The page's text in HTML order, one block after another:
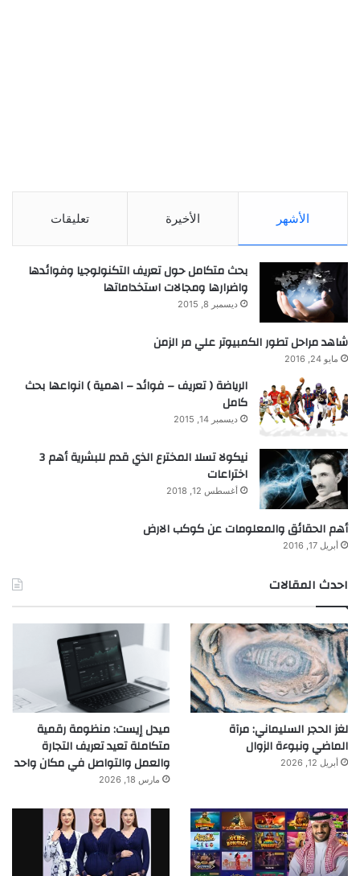
الأشهر الأخيرة تعليقات
بحث متكامل حول تعريف التكنولوجيا وفوائدها
واضرارها ومجالات استخداماتها
ديسمبر 8, 2015
شاهد مراحل تطور الكمبيوتر علي مر الزمن
مايو 24, 2016
الرياضة ( تعريف – فوائد – اهمية ) انواعها بحث
كامل
ديسمبر 14, 2015
نيكولا تسلا المخترع الذي قدم للبشرية أهم 3
اختراعات
أغسطس 12, 2018
أهم الحقائق والمعلومات عن كوكب الارض
أبريل 17, 2016
احدث المقالات
لغز الحجر السليماني: مرآة
الماضي ونبوءة الزوال
أبريل 12, 2026
ميدل إيست: منظومة رقمية
متكاملة تعيد تعريف التجارة
والعمل والتواصل في مكان واحد
مارس 18, 2026